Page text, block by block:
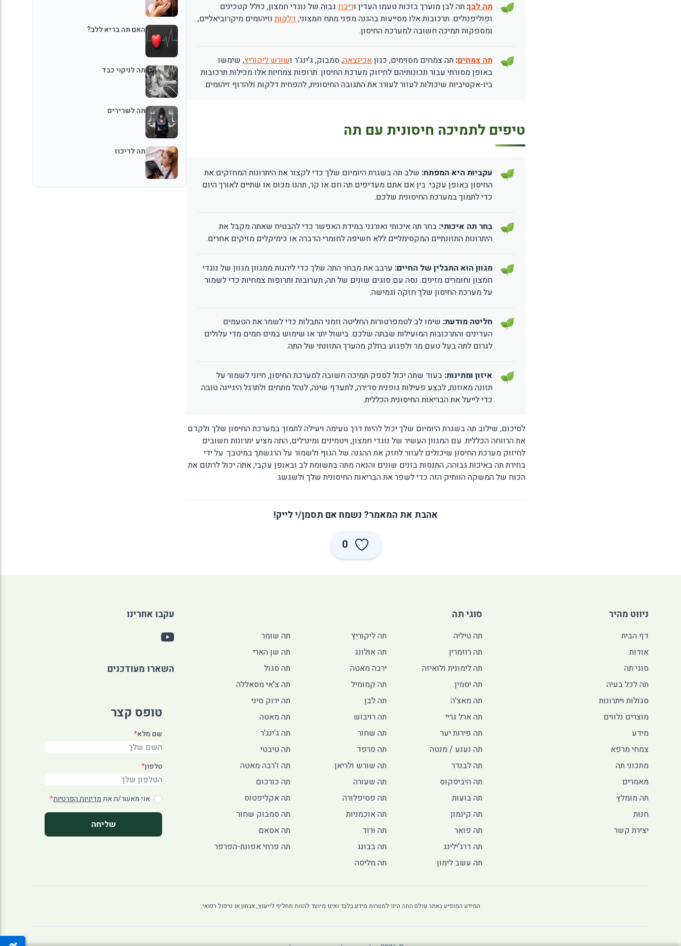
תה לבן: תה לבן מוערך בזכות טעמו העדין וריכוזגבוה של נוגדי חמצון, כולל קטכינים
ופוליפנולים. תרכובות אלו מסייעות בהגנה מפני מתח חמצוני,דלקותוזיהומים מיקרוביאליים,
ומספקות תמיכה חשובה למערכת החיסון.
תה צמחים:תה צמחים מסוימים, כגוןאכינצאה, סמבוק, ג'ינג'ר ושורש ליקוריץ, שימשו
באופן מסורתי עבור תכונותיהם לחיזוק מערכת החיסון. תרופות צמחיות אלו מכילות תרכובות
ביו-אקטיביות שיכולות לעזור לעורר את התגובה החיסונית, להפחית דלקות ולהדוף זיהומים.
טיפים לתמיכה חיסונית עם תה
עקביות היא המפתח: שלב תה בשגרת היומיום שלך כדי לקצור את היתרונות המחזקים את
החיסון באופן עקבי. בין אם אתם מעדיפים תה חם או קר, תהנו מכוס או שתיים לאורך היום
כדי לתמוך במערכת החיסונית שלכם.
בחר תה איכותי: בחר תה איכותי ואורגני במידת האפשר כדי להבטיח שאתה מקבל את
היתרונות התזונתיים המקסימליים ללא חשיפה לחומרי הדברה או כימיקלים מזיקים אחרים.
מגוון הוא התבלין של החיים: ערבב את מבחר התה שלך כדי ליהנות ממגוון מגוון של נוגדי
חמצון וחומרים מזינים. נסה עם סוגים שונים של תה, תערובות ותרופות צמחיות כדי לשמור
על מערכת החיסון שלך חזקה וגמישה.
חליטה מודעת: שימו לב לטמפרטורות החליטה וזמני התבלות כדי לשמר את הטעמים
העדינים והתרכובות המועילות שבתה שלכם. בישול יתר או שימוש במים חמים מדי עלולים
לגרום לתה בעל טעם מר ולפגוע בחלק מהערך התזונתי של התה.
איזון ומתינות: בעוד שתה יכול לספק תמיכה חשובה למערכת החיסון, חיוני לשמור על
תזונה מאוזנת, לבצע פעילות גופנית סדירה, לתעדף שינה, לנהל מתחים ולתרגל היגיינה טובה
כדי לייעל את הבריאות החיסונית הכללית.
לסיכום, שילוב תה בשגרת היומיום שלך יכול להיות דרך טעימה ויעילה לתמוך במערכת החיסון שלך ולקדם
את הרווחה הכללית. עם המגוון העשיר של נוגדי חמצון, ויטמינים ומינרלים, התה מציע יתרונות חשובים
לחיזוק מערכת החיסון שיכולים לעזור לחזק את ההגנה של הגוף ולשמור על הרגשתך במיטבך. על ידי
בחירת תה באיכות גבוהה, התנסות בזנים שונים והנאה מתה בתשומת לב ובאופן עקבי, אתה יכול לרתום את
הכוח של המשקה הוותיק הזה כדי לשפר את הבריאות החיסונית שלך ולשגשג.
אהבת את המאמר? נשמח אם תסמן/י לייק!
0
האם תה בריא ללב?
תה לניקוי כבד
תה לשרירים
תה לריכוז
ניווט מהיר
דף הבית
אודות
סוגי תה
תה לכל בעיה
סגולות ויתרונות
מוצרים נלווים
מידע
צמחי מרפא
מתכוני תה
מאמרים
תה מומלץ
חנות
יצירת קשר
סוגי תה
תה טיליה תה ליקוריץ
תה שומר
תה רוזמרין
תה אולונג
תה שן הארי
תה לימונית ולואיזה
ירבה מאטה
תה סגול
תה יסמין
תה קמומיל
תה צ'אי מסאללה
תה מאצ'ה
תה לבן
תה ירוק סיני
תה ארל גריי
תה רויבוש
תה מאטה
תה פירות יער
תה שחור
תה ג'ינג'ר
תה נענע / מנטה
תה סרפד
תה טיבטי
תה לבנדר
תה שורש ולריאן
תה ז'רבה מאטה
תה היביסקוס
תה שעורה
תה כורכום
תה בועות
תה פסיפלורה
תה אקליפטוס
תה קינמון
תה אוכמניות
תה סמבוק שחור
תה פואר
תה ורוד
תה אסאם
תה דרג'ילינג
תה בבונג
תה פרחי אפונת-הפרפר
תה עשב לימון
תה מליסה
עקבו אחרינו
השארו מעודכנים
טופס קצר
שם מלא*
טלפון*
אני מאשר/ת אתמדיניות הפרטיות*
שליחה
המידע המופיע באתר עולם התה הינו למטרות מידע בלבד ואינו מיועד להוות תחליף לייעוץ, אבחון או טיפול רפואי.